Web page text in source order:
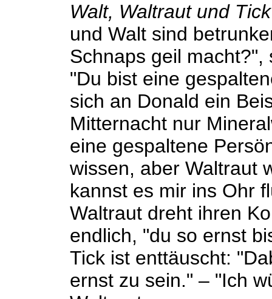
Walt, Waltraut und
und Walt sind
Schnaps geil
"Du bist eine
sich an Donald ein
Mitternacht nur
eine gespaltene
wissen, aber Waltraut
kannst es mir ins Ohr
Waltraut dreht ihren
endlich, "du so ernst
Tick ist enttäuscht:
ernst zu sein." – "Ich